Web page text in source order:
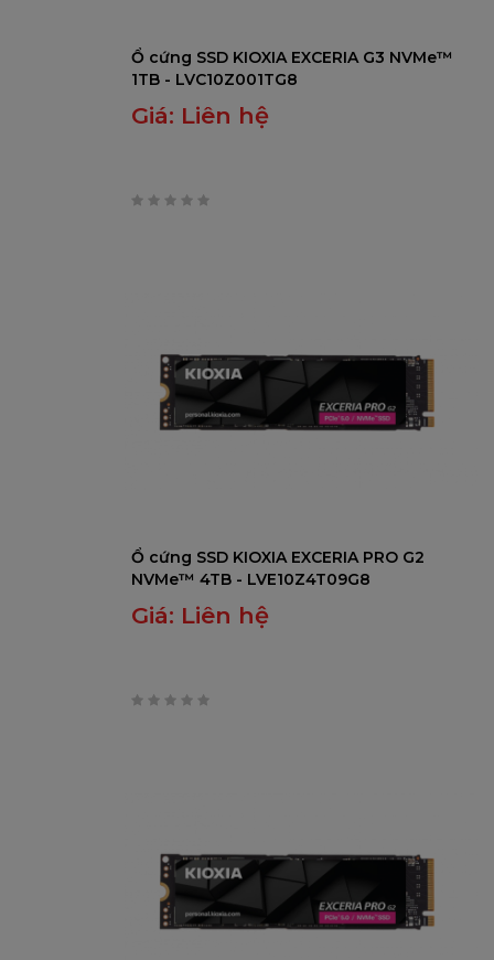
Ổ cứng SSD KIOXIA EXCERIA G3 NVMe™
1TB - LVC10Z001TG8
Giá: Liên hệ
Ổ cứng SSD KIOXIA EXCERIA PRO G2
NVMe™ 4TB - LVE10Z4T09G8
Giá: Liên hệ